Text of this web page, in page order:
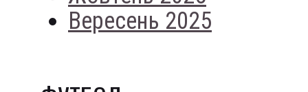
Вересень 2025